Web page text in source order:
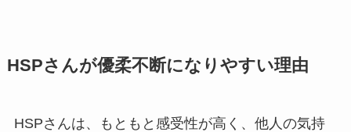
HSPさんが優柔不断になりやすい理由
HSPさんは、もともと感受性が高く、他人の気持